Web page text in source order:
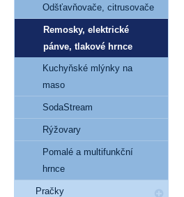
Odšťavňovače, citrusovače
Remosky, elektrické
pánve, tlakové hrnce
Kuchyňské mlýnky na
maso
SodaStream
Rýžovary
Pomalé a multifunkční
hrnce
Pračky